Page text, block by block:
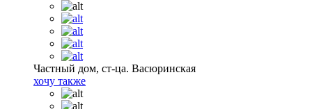
Частный дом, ст-ца. Васюринская
хочу также